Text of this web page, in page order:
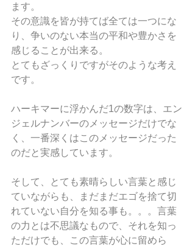
ます。
その意識を皆が持てば全ては一つにな
り、争いのない本当の平和や豊かさを
感じることが出来る。
とてもざっくりですがそのような考え
です。
ハーキマーに浮かんだ1の数字は、エン
ジェルナンバーのメッセージだけでな
く、一番深くはこのメッセージだった
のだと実感しています。
そして、とても素晴らしい言葉と感じ
ていながらも、まだまだエゴを捨て切
れていない自分を知る事も。。。言葉
の力とは不思議なもので、それを知っ
ただけでも、この言葉が心に留めら